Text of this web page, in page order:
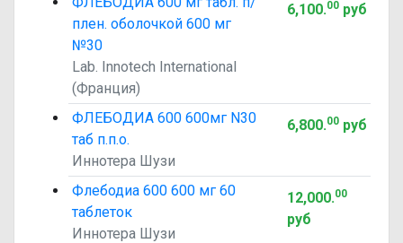
плен. оболочкой 600 мг
№30
Lab. Innotech International
(Франция)
6,100.00руб
ФЛЕБОДИА 600 600мг N30
таб п.п.о.
Иннотера Шузи
6,800.00руб
Флебодиа 600 600 мг 60
таблеток
Иннотера Шузи
12,000.00
руб